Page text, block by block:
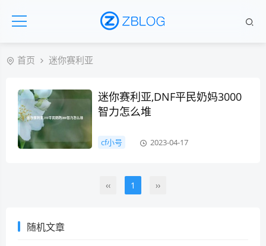
首页 迷你赛利亚
迷你赛利亚,DNF平民奶妈3000
智力怎么堆
cf小号 2023-04-17
‹‹ 1 ››
随机文章